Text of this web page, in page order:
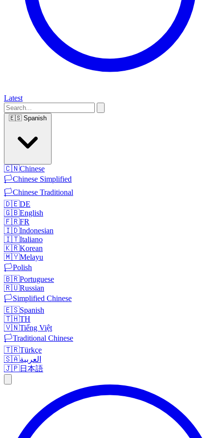
Latest
🇪🇸 Spanish
🇨🇳Chinese
🏳️Chinese Simplified
🏳️Chinese Traditional
🇩🇪DE
🇬🇧English
🇫🇷FR
🇮🇩Indonesian
🇮🇹Italiano
🇰🇷Korean
🇲🇾Melayu
🏳️Polish
🇧🇷Portuguese
🇷🇺Russian
🏳️Simplified Chinese
🇪🇸Spanish
🇹🇭TH
🇻🇳Tiếng Việt
🏳️Traditional Chinese
🇹🇷Türkçe
🇸🇦العربية
🇯🇵日本語